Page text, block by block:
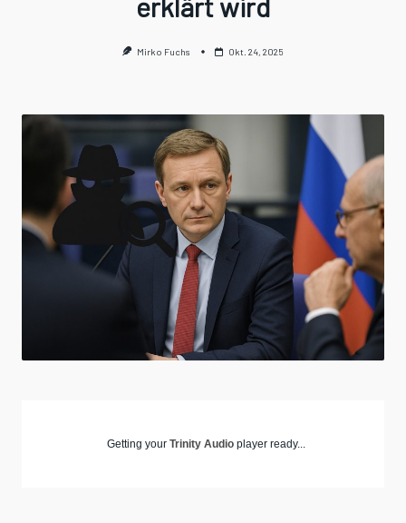
Mirko Fuchs Okt. 24, 2025
Getting your Trinity Audio player ready...